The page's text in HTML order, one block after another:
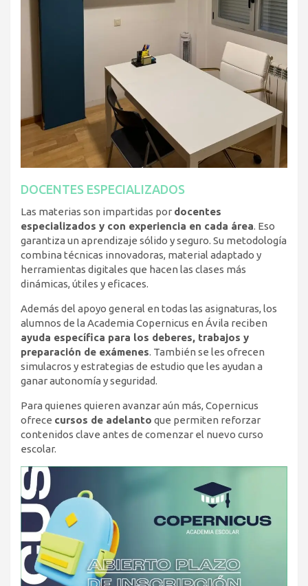
DOCENTES ESPECIALIZADOS
Las materias son impartidas por docentes
especializados y con experiencia en cada área. Eso
garantiza un aprendizaje sólido y seguro. Su metodología
combina técnicas innovadoras, material adaptado y
herramientas digitales que hacen las clases más
dinámicas, útiles y eficaces.
Además del apoyo general en todas las asignaturas, los
alumnos de la Academia Copernicus en Ávila reciben
ayuda específica para los deberes, trabajos y
preparación de exámenes. También se les ofrecen
simulacros y estrategias de estudio que les ayudan a
ganar autonomía y seguridad.
Para quienes quieren avanzar aún más, Copernicus
ofrece cursos de adelanto que permiten reforzar
contenidos clave antes de comenzar el nuevo curso
escolar.